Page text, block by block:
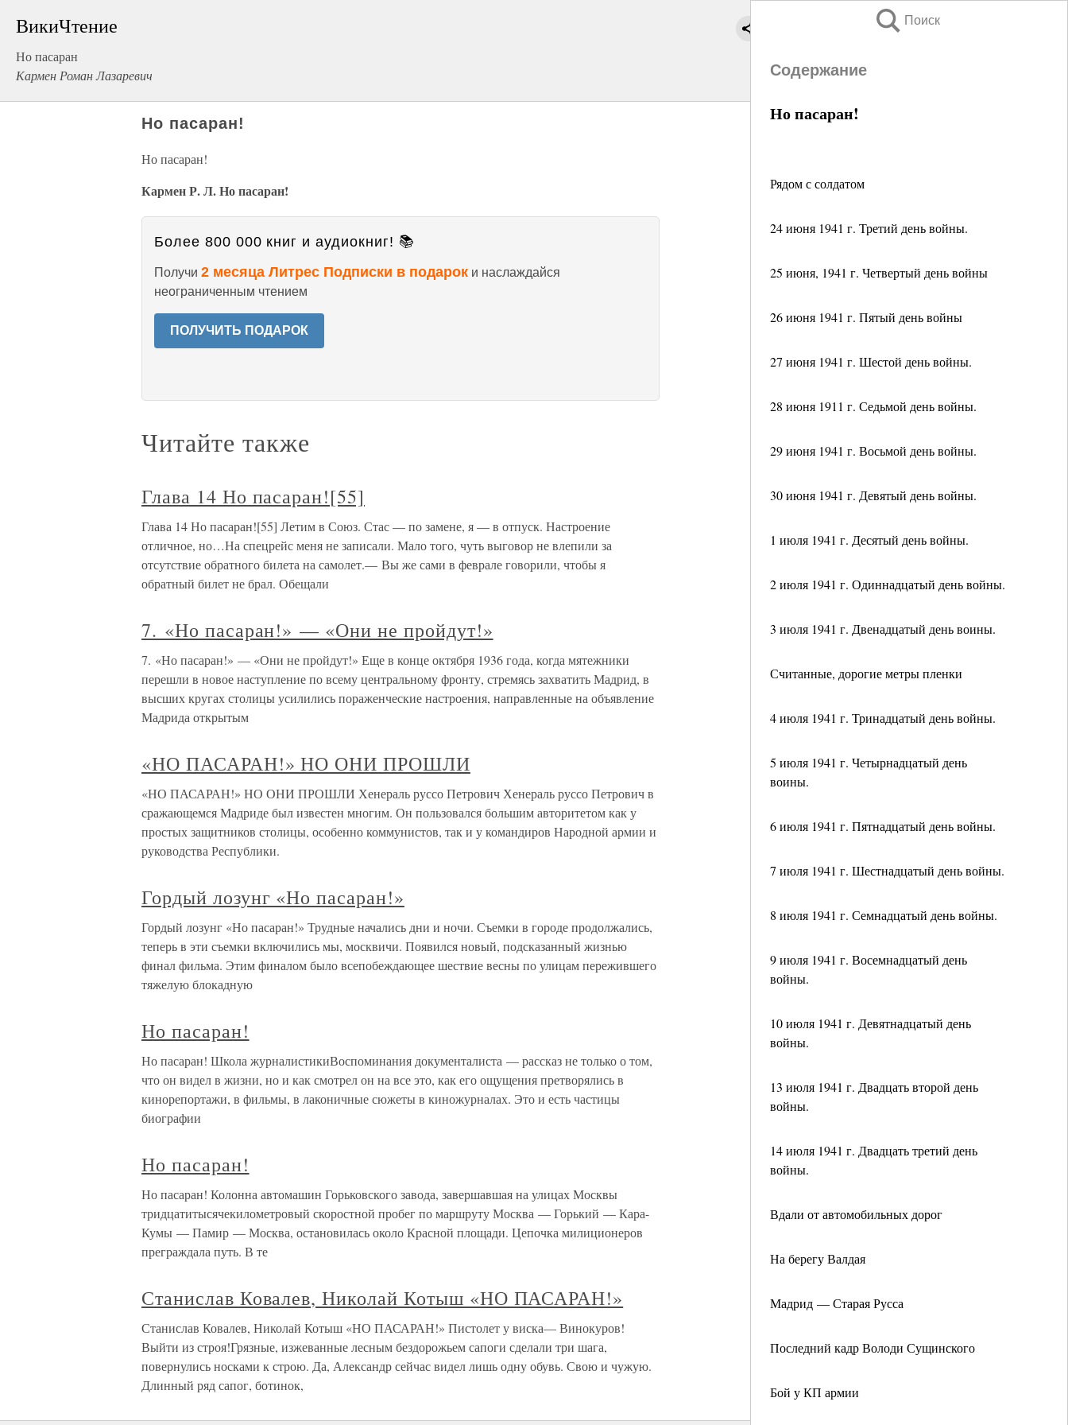
ВикиЧтение
Но пасаран
Кармен Роман Лазаревич
Поиск
Содержание
Но пасаран!
Рядом с солдатом
24 июня 1941 г. Третий день войны.
25 июня, 1941 г. Четвертый день войны
26 июня 1941 г. Пятый день войны
27 июня 1941 г. Шестой день войны.
28 июня 1911 г. Седьмой день войны.
29 июня 1941 г. Восьмой день войны.
30 июня 1941 г. Девятый день войны.
1 июля 1941 г. Десятый день войны.
2 июля 1941 г. Одиннадцатый день войны.
3 июля 1941 г. Двенадцатый день воины.
Считанные, дорогие метры пленки
4 июля 1941 г. Тринадцатый день войны.
5 июля 1941 г. Четырнадцатый день
воины.
6 июля 1941 г. Пятнадцатый день войны.
7 июля 1941 г. Шестнадцатый день войны.
8 июля 1941 г. Семнадцатый день войны.
9 июля 1941 г. Восемнадцатый день
войны.
10 июля 1941 г. Девятнадцатый день
войны.
13 июля 1941 г. Двадцать второй день
войны.
14 июля 1941 г. Двадцать третий день
войны.
Вдали от автомобильных дорог
На берегу Валдая
Мадрид — Старая Русса
Последний кадр Володи Сущинского
Бой у КП армии
Но пасаран!
Но пасаран!
Кармен Р. Л. Но пасаран!
Более 800 000 книг и аудиокниг! 📚
Получи 2 месяца Литрес Подписки в подарок и наслаждайся
неограниченным чтением
ПОЛУЧИТЬ ПОДАРОК
Читайте также
Глава 14 Но пасаран![55]
Глава 14 Но пасаран![55] Летим в Союз. Стас — по замене, я — в отпуск. Настроение
отличное, но…На спецрейс меня не записали. Мало того, чуть выговор не влепили за
отсутствие обратного билета на самолет.— Вы же сами в феврале говорили, чтобы я
обратный билет не брал. Обещали
7. «Но пасаран!» — «Они не пройдут!»
7. «Но пасаран!» — «Они не пройдут!» Еще в конце октября 1936 года, когда мятежники
перешли в новое наступление по всему центральному фронту, стремясь захватить Мадрид, в
высших кругах столицы усилились пораженческие настроения, направленные на объявление
Мадрида открытым
«НО ПАСАРАН!» НО ОНИ ПРОШЛИ
«НО ПАСАРАН!» НО ОНИ ПРОШЛИ Хенераль руссо Петрович Хенераль руссо Петрович в
сражающемся Мадриде был известен многим. Он пользовался большим авторитетом как у
простых защитников столицы, особенно коммунистов, так и у командиров Народной армии и
руководства Республики.
Гордый лозунг «Но пасаран!»
Гордый лозунг «Но пасаран!» Трудные начались дни и ночи. Съемки в городе продолжались,
теперь в эти съемки включились мы, москвичи. Появился новый, подсказанный жизнью
финал фильма. Этим финалом было всепобеждающее шествие весны по улицам пережившего
тяжелую блокадную
Но пасаран!
Но пасаран! Школа журналистикиВоспоминания документалиста — рассказ не только о том,
что он видел в жизни, но и как смотрел он на все это, как его ощущения претворялись в
кинорепортажи, в фильмы, в лаконичные сюжеты в киножурналах. Это и есть частицы
биографии
Но пасаран!
Но пасаран! Колонна автомашин Горьковского завода, завершавшая на улицах Москвы
тридцатитысячекилометровый скоростной пробег по маршруту Москва — Горький — Кара-
Кумы — Памир — Москва, остановилась около Красной площади. Цепочка милиционеров
преграждала путь. В те
Станислав Ковалев, Николай Котыш «НО ПАСАРАН!»
Станислав Ковалев, Николай Котыш «НО ПАСАРАН!» Пистолет у виска— Винокуров!
Выйти из строя!Грязные, изжеванные лесным бездорожьем сапоги сделали три шага,
повернулись носками к строю. Да, Александр сейчас видел лишь одну обувь. Свою и чужую.
Длинный ряд сапог, ботинок,